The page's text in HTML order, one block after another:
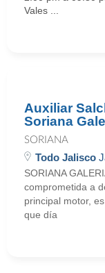
Vales ...
Auxiliar
Soriana
SORIANA
Todo Jalisco
SORIANA
comprometida a
principal motor,
que día